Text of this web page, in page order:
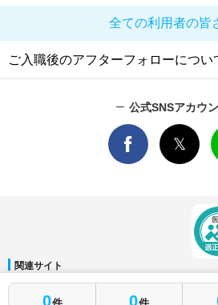
0件 0件
全ての利用者の皆
ご入職後のアフターフォローについ
公式SNSアカウ
関連サイト
マイナビDOCTOR│マイナビ看護師│マイナビ薬剤師
運営会社